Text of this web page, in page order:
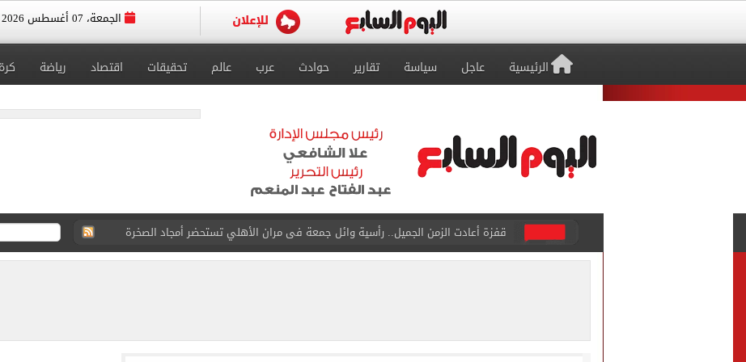
الجمعة، 07 أغسطس 2026
الرئيسية عاجل سياسة تقارير حوادث عرب عالم تحقيقات اقتصاد رياضة
قفزة أعادت الزمن الجميل.. رأسية وائل جمعة فى مران الأهلي تستحضر أمجاد الصخرة
الأهلي ينهي مرانه الأول فى معسكر إسبانيا.. جلسة عموتة وفقرة بدنية.. صور
محمد صلاح يتلقى هدية استثنائية بعد انضمامه لـ طرابزون سبور